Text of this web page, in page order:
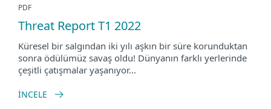
PDF
Threat Report T1 2022
Küresel bir salgından iki yılı aşkın bir süre korunduktan
sonra ödülümüz savaş oldu! Dünyanın farklı yerlerinde
çeşitli çatışmalar yaşanıyor...
İNCELE